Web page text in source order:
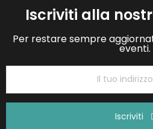
Iscriviti alla
Per restare sempre
eventi.
Iscriviti